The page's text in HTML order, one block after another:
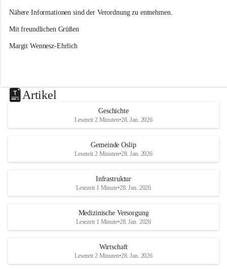
Nähere Informationen sind der Verordnung zu entnehmen.
Mit freundlichen Grüßen
Margit Wennesz-Ehrlich
Artikel
Geschichte
Lesezeit 2 Minuten•28. Jan. 2026
Gemeinde Oslip
Lesezeit 2 Minuten•28. Jan. 2026
Infrastruktur
Lesezeit 1 Minute•28. Jan. 2026
Medizinische Versorgung
Lesezeit 1 Minute•28. Jan. 2026
Wirtschaft
Lesezeit 2 Minuten•28. Jan. 2026